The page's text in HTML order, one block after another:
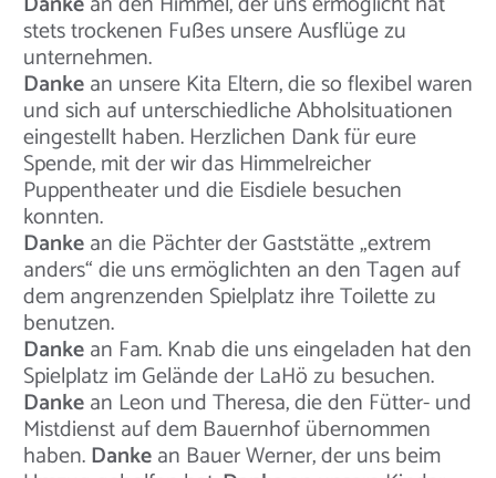
stets trockenen Fußes unsere Ausflüge zu
unternehmen.
Dankean unsere Kita Eltern, die so flexibel waren
und sich auf unterschiedliche Abholsituationen
eingestellt haben. Herzlichen Dank für eure
Spende, mit der wir das Himmelreicher
Puppentheater und die Eisdiele besuchen
konnten.
Dankean die Pächter der Gaststätte „extrem
anders“ die uns ermöglichten an den Tagen auf
dem angrenzenden Spielplatz ihre Toilette zu
benutzen.
Dankean Fam. Knab die uns eingeladen hat den
Spielplatz im Gelände der LaHö zu besuchen.
Dankean Leon und Theresa, die den Fütter- und
Mistdienst auf dem Bauernhof übernommen
haben.Dankean Bauer Werner, der uns beim